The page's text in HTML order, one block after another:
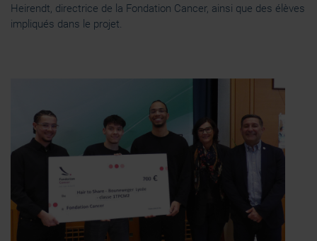
Heirendt, directrice de la Fondation Cancer, ainsi que des élèves
impliqués dans le projet.